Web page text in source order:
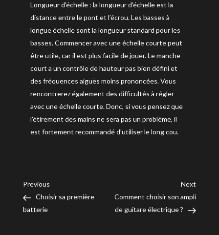
Longueur d’échelle : la longueur d’échelle est la
distance entre le pont et l’écrou. Les basses à
longue échelle sont la longueur standard pour les
basses. Commencer avec une échelle courte peut
être utile, car il est plus facile de jouer. Le manche
court a un contrôle de hauteur pas bien défini et
des fréquences aiguës moins prononcées. Vous
rencontrerez également des difficultés à régler
avec une échelle courte. Donc, si vous pensez que
l’étirement des mains ne sera pas un problème, il
est fortement recommandé d’utiliser le long cou.
Navigation
de
Previous
Post
Previous
Choisir sa première
batterie
Next
Post
Next
Comment choisir son ampli
de guitare électrique ?